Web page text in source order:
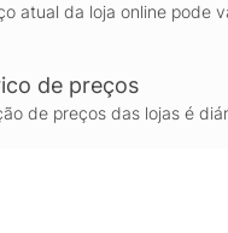
atual da loja online pode
de preços
de preços das lojas é